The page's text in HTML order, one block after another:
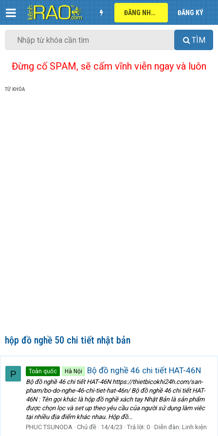
ĐĂNG NHẬP ĐĂNG KÝ
TÌM
Đừng cố SPAM, sẽ cấm vĩnh viễn ngay và luôn
TỪ KHÓA
hộp đồ nghề 50 chi tiết nhật bản
P Toàn quốc Hà Nội Bộ đồ nghề 46 chi tiết HAT-46N
Bộ đồ nghề 46 chi tiết HAT-46N https://thietbicokhi24h.com/san-
pham/bo-do-nghe-46-chi-tiet-hat-46n/ Bộ đồ nghề 46 chi tiết HAT-
46N : Tên gọi khác là hộp đồ nghề xách tay Nhật Bản là sản phẩm
được chọn lọc và set up theo yêu cầu của người sử dụng làm viêc
tại nhiều địa điểm khác nhau. Hộp đồ...
PHUC TSUNODA Chủ đề 14/4/23 Trả lời: 0 Diễn đàn: Linh kiện